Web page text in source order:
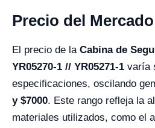
Precio del Mercado
El precio de la Cabina de
YR05270-1 // YR05271-1 varía
especificaciones, oscilando
y $7000. Este rango refleja la
materiales utilizados, como el